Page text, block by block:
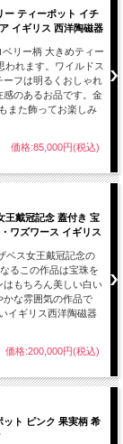
ー ティーポット イチ
イギリス 西洋陶磁器
リー柄 大きめティー
われます。ワイルドス
ーフは明るくおしゃれ
のあるお品です。金
また飾ってお楽しみ
価格:85,000円(税込)
王戴冠記念 蓋付き 宝
ワズワース イギリス
ベス女王戴冠記念の
るこの作品は宝珠を
もちろん美しい白い
かな雰囲気の作品で
イギリス西洋陶磁器
価格:200,000円(税込)
ト ピンク 果実柄 希